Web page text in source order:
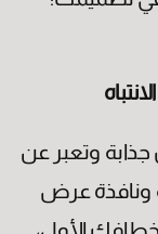
وتعبر عن
ونافذة عرض